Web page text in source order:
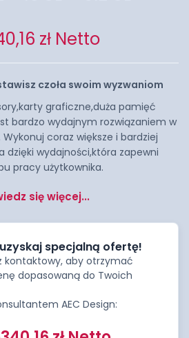
zł Netto
czoła swoim wyzwaniom
graficzne,duża pamięć
bardzo wydajnym rozwiązaniem w
coraz większe i bardziej
dzięki wydajności,która zapewni
pracy użytkownika.
się więcej...
specjalną ofertę!
kontaktowy, aby otrzymać
dopasowaną do Twoich
AEC Design: